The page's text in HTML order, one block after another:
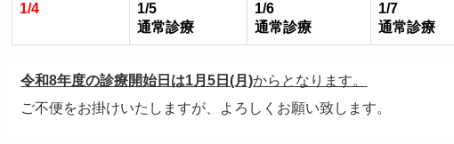
1/4
1/5
通常診療
1/6
通常診療
1/7
通常診療
令和8年度の診療開始日は1月5 日(月)からとなります。
ご不便をお掛けいたしますが、よろしくお願い致します。